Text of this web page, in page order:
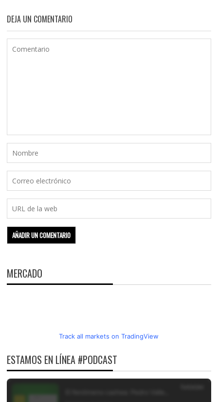
DEJA UN COMENTARIO
MERCADO
Track all markets on TradingView
ESTAMOS EN LÍNEA #PODCAST